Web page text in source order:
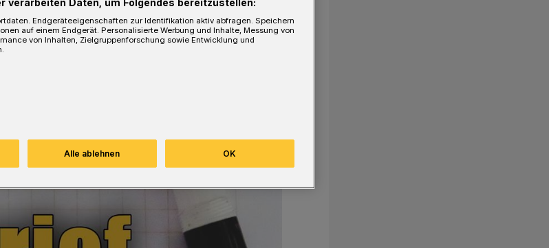
verarbeiten Daten, um Folgendes bereitzustellen:
Endgeräteeigenschaften zur Identifikation aktiv abfragen. Speichern
auf einem Endgerät. Personalisierte Werbung und Inhalte, Messung von
von Inhalten, Zielgruppenforschung sowie Entwicklung und
Alle ablehnen OK